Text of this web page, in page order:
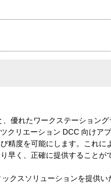
優れたワークステーション
クリエーション DCC 向けア
精度を可能にします。これに
早く、正確に提供することが
クスソリューションを提供い